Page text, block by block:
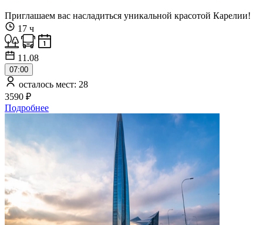
Приглашаем вас насладиться уникальной красотой Карелии!
17 ч
11.08
07:00
осталось мест: 28
3590 ₽
Подробнее